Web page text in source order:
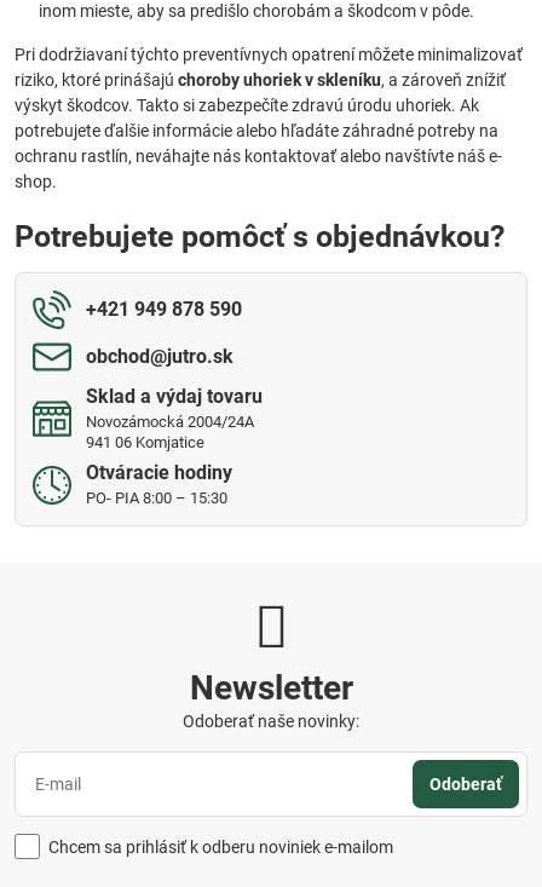
inom mieste, aby sa predišlo chorobám a škodcom v pôde.
Pri dodržiavaní týchto preventívnych opatrení môžete minimalizovať
riziko, ktoré prinášajú choroby uhoriek v skleníku, a zároveň znížiť
výskyt škodcov. Takto si zabezpečíte zdravú úrodu uhoriek. Ak
potrebujete ďalšie informácie alebo hľadáte záhradné potreby na
ochranu rastlín, neváhajte nás kontaktovať alebo navštívte náš e-
shop.
Potrebujete pomôcť s objednávkou?
+421 949 878 590
obchod​@jutro​.sk
Sklad a výdaj tovaru
Novozámocká 2004/24A
941 06 Komjatice
Otváracie hodiny
PO- PIA 8:00 – 15:30
Newsletter
Odoberať naše novinky:
Odoberať
Chcem sa prihlásiť k odberu noviniek e-mailom